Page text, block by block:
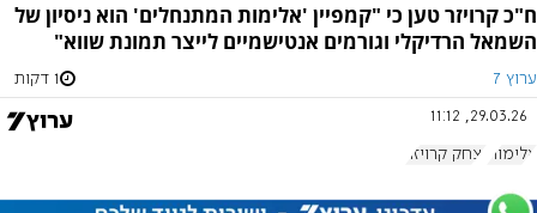
ח"כ קרויזר טען כי "קמפיין 'אלימות המתנחלים' הוא ניסיון של
השמאל הרדיקלי וגורמים אנטישמיים לייצר תמונת שווא"
ערוץ 7 1 דקות
29.03.26, 11:12
אלימות יצחק קרויזר